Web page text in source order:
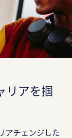
リアを掴
アチェンジした